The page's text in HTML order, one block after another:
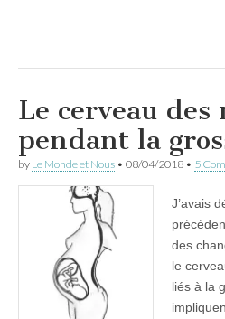
Le cerveau des
pendant la
by Le Monde et Nous • 08/04/2018 • 5
J’avais
des
le
liés à la